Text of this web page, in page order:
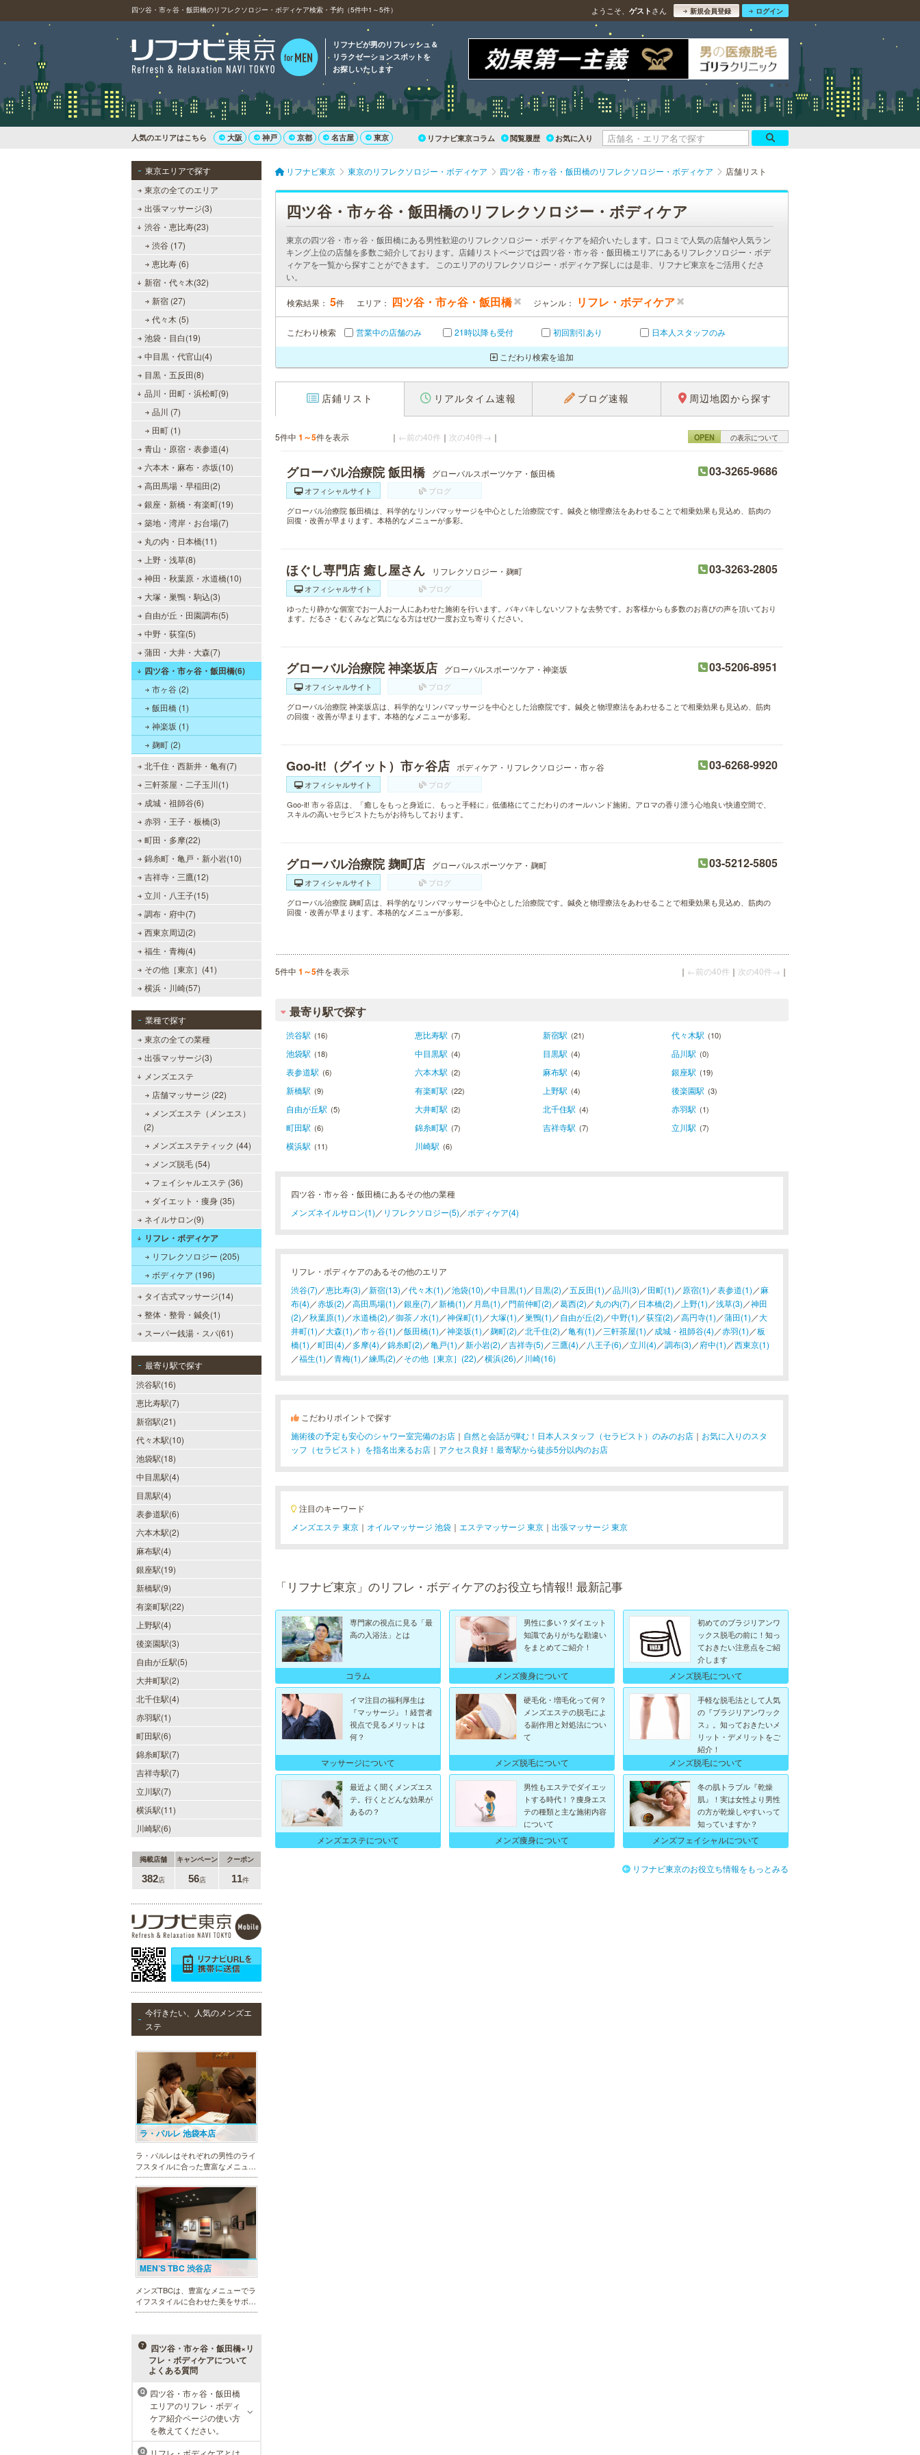
四ツ谷・市ヶ谷・飯田橋のリフレクソロジー・ボディケア検索・予約（5件中1～5件） ようこそ、 ゲスト さん 新規会員登録 ログイン
リフナビが男のリフレッシュ＆
リラクゼーションスポットを
お探しいたします
人気のエリアはこちら 大阪 神戸 京都 名古屋 東京 リフナビ東京コラム 閲覧履歴 お気に入り
東京エリアで探す
東京の全てのエリア
出張マッサージ(3)
渋谷・恵比寿(23)
渋谷 (17)
恵比寿 (6)
新宿・代々木(32)
新宿 (27)
代々木 (5)
池袋・目白(19)
中目黒・代官山(4)
目黒・五反田(8)
品川・田町・浜松町(9)
品川 (7)
田町 (1)
青山・原宿・表参道(4)
六本木・麻布・赤坂(10)
高田馬場・早稲田(2)
銀座・新橋・有楽町(19)
築地・湾岸・お台場(7)
丸の内・日本橋(11)
上野・浅草(8)
神田・秋葉原・水道橋(10)
大塚・巣鴨・駒込(3)
自由が丘・田園調布(5)
中野・荻窪(5)
蒲田・大井・大森(7)
四ツ谷・市ヶ谷・飯田橋(6)
市ヶ谷 (2)
飯田橋 (1)
神楽坂 (1)
麹町 (2)
北千住・西新井・亀有(7)
三軒茶屋・二子玉川(1)
成城・祖師谷(6)
赤羽・王子・板橋(3)
町田・多摩(22)
錦糸町・亀戸・新小岩(10)
吉祥寺・三鷹(12)
立川・八王子(15)
調布・府中(7)
西東京周辺(2)
福生・青梅(4)
その他［東京］(41)
横浜・川崎(57)
業種で探す
東京の全ての業種
出張マッサージ(3)
メンズエステ
店舗マッサージ (22)
メンズエステ（メンエス）
(2)
メンズエステティック (44)
メンズ脱毛 (54)
フェイシャルエステ (36)
ダイエット・痩身 (35)
ネイルサロン(9)
リフレ・ボディケア
リフレクソロジー (205)
ボディケア (196)
タイ古式マッサージ(14)
整体・整骨・鍼灸(1)
スーパー銭湯・スパ(61)
最寄り駅で探す
渋谷駅(16)
恵比寿駅(7)
新宿駅(21)
代々木駅(10)
池袋駅(18)
中目黒駅(4)
目黒駅(4)
表参道駅(6)
六本木駅(2)
麻布駅(4)
銀座駅(19)
新橋駅(9)
有楽町駅(22)
上野駅(4)
後楽園駅(3)
自由が丘駅(5)
大井町駅(2)
北千住駅(4)
赤羽駅(1)
町田駅(6)
錦糸町駅(7)
吉祥寺駅(7)
立川駅(7)
横浜駅(11)
川崎駅(6)
掲載店舗 キャンペーン クーポン
382店 56店 11件
今行きたい、人気のメンズエ
ステ
ラ・パルレ 池袋本店
ラ・パルレはそれぞれの男性のライ
フスタイルに合った豊富なメニュー
で、男性の美をサポート。第一印象
UPに貢献致します。脱毛や引き締
め、フェイシャル等、初めての方で
も安心の体験コースも多数ご用意。
MEN’S TBC 渋谷店
メンズTBCは、豊富なメニューでラ
イフスタイルに合わせた美をサポー
トします。今男性にも人気の脱毛、
ならではの技術と実績が人気のひみ
つです。
癒し本舗 東京店
専任の講師による研修をクリアし
た、技術力の高い 「本物のセラピ
スト」 のみ在籍しております。是
四ツ谷・市ヶ谷・飯田橋×リ
フレ・ボディケアについて
よくある質問
Q
四ツ谷・市ヶ谷・飯田橋
エリアのリフレ・ボディ
ケア紹介ページの使い方
を教えてください。
Q リフレ・ボディケアとは
リフナビ東京 東京のリフレクソロジー・ボディケア 四ツ谷・市ヶ谷・飯田橋のリフレクソロジー・ボディケア 店舗リスト
四ツ谷・市ヶ谷・飯田橋のリフレクソロジー・ボディケア
東京の四ツ谷・市ヶ谷・飯田橋にある男性歓迎のリフレクソロジー・ボディケアを紹介いたします。口コミで人気の店舗や人気ラン
キング上位の店舗を多数ご紹介しております。店鋪リストページでは四ツ谷・市ヶ谷・飯田橋エリアにあるリフレクソロジー・ボデ
ィケアを一覧から探すことができます。 このエリアのリフレクソロジー・ボディケア探しには是非、リフナビ東京をご活用くださ
い。
検索結果： 5件 エリア： 四ツ谷・市ヶ谷・飯田橋 ジャンル： リフレ・ボディケア
こだわり検索 営業中の店舗のみ 21時以降も受付 初回割引あり 日本人スタッフのみ
こだわり検索を追加
店鋪リスト リアルタイム速報 ブログ速報 周辺地図から探す
5件中 1～5件を表示 ｜ ←前の40件 ｜ 次の40件→ ｜ OPEN の表示について
グローバル治療院 飯田橋 グローバルスポーツケア・飯田橋 03-3265-9686
オフィシャルサイト
ブログ
グローバル治療院 飯田橋は、科学的なリンパマッサージを中心とした治療院です。鍼灸と物理療法をあわせることで相乗効果も見込め、筋肉の
回復・改善が早まります。本格的なメニューが多彩。
ほぐし専門店 癒し屋さん リフレクソロジー・麹町 03-3263-2805
オフィシャルサイト
ブログ
ゆったり静かな個室でお一人お一人にあわせた施術を行います。バキバキしないソフトな去勢です。お客様からも多数のお喜びの声を頂いており
ます。だるさ・むくみなど気になる方はぜひ一度お立ち寄りください。
グローバル治療院 神楽坂店 グローバルスポーツケア・神楽坂 03-5206-8951
オフィシャルサイト
ブログ
グローバル治療院 神楽坂店は、科学的なリンパマッサージを中心とした治療院です。鍼灸と物理療法をあわせることで相乗効果も見込め、筋肉
の回復・改善が早まります。本格的なメニューが多彩。
Goo-it!（グイット）市ヶ谷店 ボディケア・リフレクソロジー・市ヶ谷 03-6268-9920
オフィシャルサイト
ブログ
Goo-it! 市ヶ谷店は、「癒しをもっと身近に、もっと手軽に」低価格にてこだわりのオールハンド施術。アロマの香り漂う心地良い快適空間で、
スキルの高いセラピストたちがお待ちしております。
グローバル治療院 麹町店 グローバルスポーツケア・麹町 03-5212-5805
オフィシャルサイト
ブログ
グローバル治療院 麹町店は、科学的なリンパマッサージを中心とした治療院です。鍼灸と物理療法をあわせることで相乗効果も見込め、筋肉の
回復・改善が早まります。本格的なメニューが多彩。
5件中 1～5件を表示 ｜ ←前の40件 ｜ 次の40件→ ｜
最寄り駅で探す
渋谷駅 (16) 恵比寿駅 (7) 新宿駅 (21) 代々木駅 (10)
池袋駅 (18) 中目黒駅 (4) 目黒駅 (4) 品川駅 (0)
表参道駅 (6) 六本木駅 (2) 麻布駅 (4) 銀座駅 (19)
新橋駅 (9) 有楽町駅 (22) 上野駅 (4) 後楽園駅 (3)
自由が丘駅 (5) 大井町駅 (2) 北千住駅 (4) 赤羽駅 (1)
町田駅 (6) 錦糸町駅 (7) 吉祥寺駅 (7) 立川駅 (7)
横浜駅 (11) 川崎駅 (6)
四ツ谷・市ヶ谷・飯田橋にあるその他の業種
メンズネイルサロン(1) ／ リフレクソロジー(5) ／ボディケア(4)
リフレ・ボディケアのあるその他のエリア
渋谷(7) ／恵比寿(3) ／新宿(13) ／代々木(1) ／池袋(10) ／中目黒(1) ／目黒(2) ／五反田(1) ／品川(3) ／田町(1) ／原宿(1) ／表参道(1) ／麻
布(4) ／赤坂(2) ／高田馬場(1) ／銀座(7) ／新橋(1) ／ 月島(1) ／門前仲町(2) ／葛西(2) ／丸の内(7) ／日本橋(2) ／ 上野(1) ／浅草(3) ／神田
(2) ／秋葉原(1) ／水道橋(2) ／御茶ノ水(1) ／神保町(1) ／大塚(1) ／巣鴨(1) ／自由が丘(2) ／中野(1) ／荻窪(2) ／高円寺(1) ／蒲田(1) ／大
井町(1) ／大森(1) ／市ヶ谷(1) ／飯田橋(1) ／神楽坂(1) ／麹町(2) ／北千住(2) ／亀有(1) ／三軒茶屋(1) ／成城・祖師谷(4) ／赤羽(1) ／板
橋(1) ／町田(4) ／多摩(4) ／錦糸町(2) ／亀戸(1) ／新小岩(2) ／吉祥寺(5) ／三鷹(4) ／ 八王子(6) ／立川(4) ／調布(3) ／府中(1) ／西東京(1)
／福生(1) ／青梅(1) ／練馬(2) ／その他［東京］(22) ／横浜(26) ／ 川崎(16)
こだわりポイントで探す
施術後の予定も安心のシャワー室完備のお店 ｜ 自然と会話が弾む！日本人スタッフ（セラピスト）のみのお店 ｜ お気に入りのスタ
ッフ（セラピスト）を指名出来るお店 ｜ アクセス良好！最寄駅から徒歩5分以内のお店
注目のキーワード
メンズエステ 東京 ｜ オイルマッサージ 池袋 ｜ エステマッサージ 東京 ｜ 出張マッサージ 東京
「リフナビ東京」のリフレ・ボディケアのお役立ち情報!! 最新記事
専門家の視点に見る「最
高の入浴法」とは
コラム
男性に多い？ダイエット
知識でありがちな勘違い
をまとめてご紹介！
メンズ痩身について
初めてのブラジリアンワ
ックス脱毛の前に！知っ
ておきたい注意点をご紹
介します
メンズ脱毛について
イマ注目の福利厚生は
『マッサージ』！経営者
視点で見るメリットは
何？
マッサージについて
硬毛化・増毛化って何？
メンズエステの脱毛によ
る副作用と対処法につい
て
メンズ脱毛について
手軽な脱毛法として人気
の『ブラジリアンワック
ス』。知っておきたいメ
リット・デメリットをご
紹介！
メンズ脱毛について
最近よく聞くメンズエス
テ。行くとどんな効果が
あるの？
メンズエステについて
男性もエステでダイエッ
トする時代！？痩身エス
テの種類と主な施術内容
について
メンズ痩身について
冬の肌トラブル『乾燥
肌』！実は女性より男性
の方が乾燥しやすいって
知っていますか？
メンズフェイシャルについて
リフナビ東京のお役立ち情報をもっとみる